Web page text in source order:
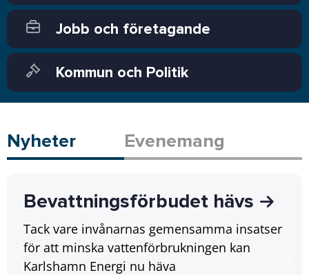
Jobb och företagande
Kommun och Politik
Nyheter Evenemang
Bevattningsförbudet hävs
Tack vare invånarnas gemensamma insatser
för att minska vattenförbrukningen kan
Karlshamn Energi nu häva